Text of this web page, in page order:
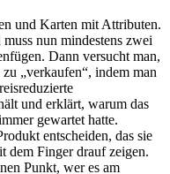
und Karten mit Attributen.
nun mindestens zwei
Dann versucht man,
„verkaufen“, indem man
und erklärt, warum das
gewartet hatte.
entscheiden, das sie
dem Finger drauf zeigen.
Punkt, wer es am